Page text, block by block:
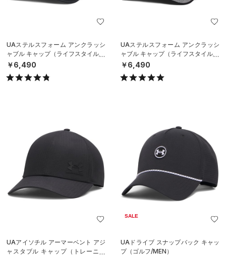
UAステルスフォーム アンクラッシ
ャブル キャップ（ライフスタイル/U
NISEX）
￥6,490
UAステルスフォーム アンクラッシ
ャブル キャップ（ライフスタイル/U
NISEX）
￥6,490
UAアイソチル アーマーベント アジ
ャスタブル キャップ（トレーニン
SALE
UAドライブ スナップバック キャッ
プ（ゴルフ/MEN）